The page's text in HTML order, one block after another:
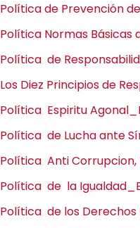
Política de Prevención de
Política Normas Básicas
Política de
Los Diez Principios de
Política Espiritu
Política de Lucha ante
Política Anti Corrupcion,
Política de la
Política de los